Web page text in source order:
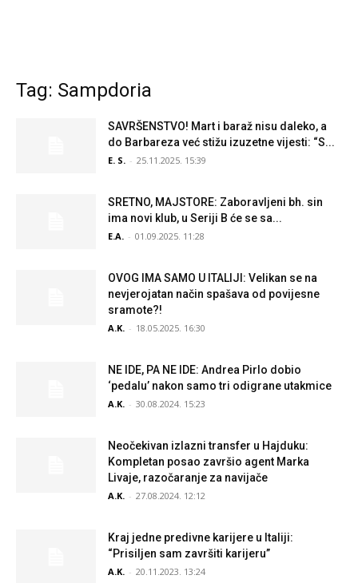
Tag: Sampdoria
SAVRŠENSTVO! Mart i baraž nisu daleko, a
do Barbareza već stižu izuzetne vijesti: “S...
E. S. - 25.11.2025. 15:39
SRETNO, MAJSTORE: Zaboravljeni bh. sin
ima novi klub, u Seriji B će se sa...
E.A. - 01.09.2025. 11:28
OVOG IMA SAMO U ITALIJI: Velikan se na
nevjerojatan način spašava od povijesne
sramote?!
A.K. - 18.05.2025. 16:30
NE IDE, PA NE IDE: Andrea Pirlo dobio
‘pedalu’ nakon samo tri odigrane utakmice
A.K. - 30.08.2024. 15:23
Neočekivan izlazni transfer u Hajduku:
Kompletan posao završio agent Marka
Livaje, razočaranje za navijače
A.K. - 27.08.2024. 12:12
Kraj jedne predivne karijere u Italiji:
“Prisiljen sam završiti karijeru”
A.K. - 20.11.2023. 13:24